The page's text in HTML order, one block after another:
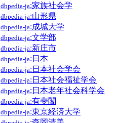
dbpedia-ja:家族社会学
dbpedia-ja:山形県
dbpedia-ja:成城大学
dbpedia-ja:文学部
dbpedia-ja:新庄市
dbpedia-ja:日本
dbpedia-ja:日本社会学会
dbpedia-ja:日本社会福祉学会
dbpedia-ja:日本老年社会科学会
dbpedia-ja:有斐閣
dbpedia-ja:東京経済大学